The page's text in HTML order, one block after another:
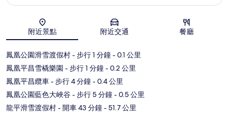
地圖
附近景點 附近交通 餐廳
鳳凰公園滑雪渡假村- 步行 1 分鐘- 0.1 公里
鳳凰平昌雪橇樂園 - 步行 1 分鐘- 0.2 公里
鳳凰平昌纜車- 步行 4 分鐘- 0.4 公里
鳳凰公園藍色大峽谷- 步行 5 分鐘- 0.5 公里
龍平滑雪渡假村- 開車 43 分鐘- 51.7 公里